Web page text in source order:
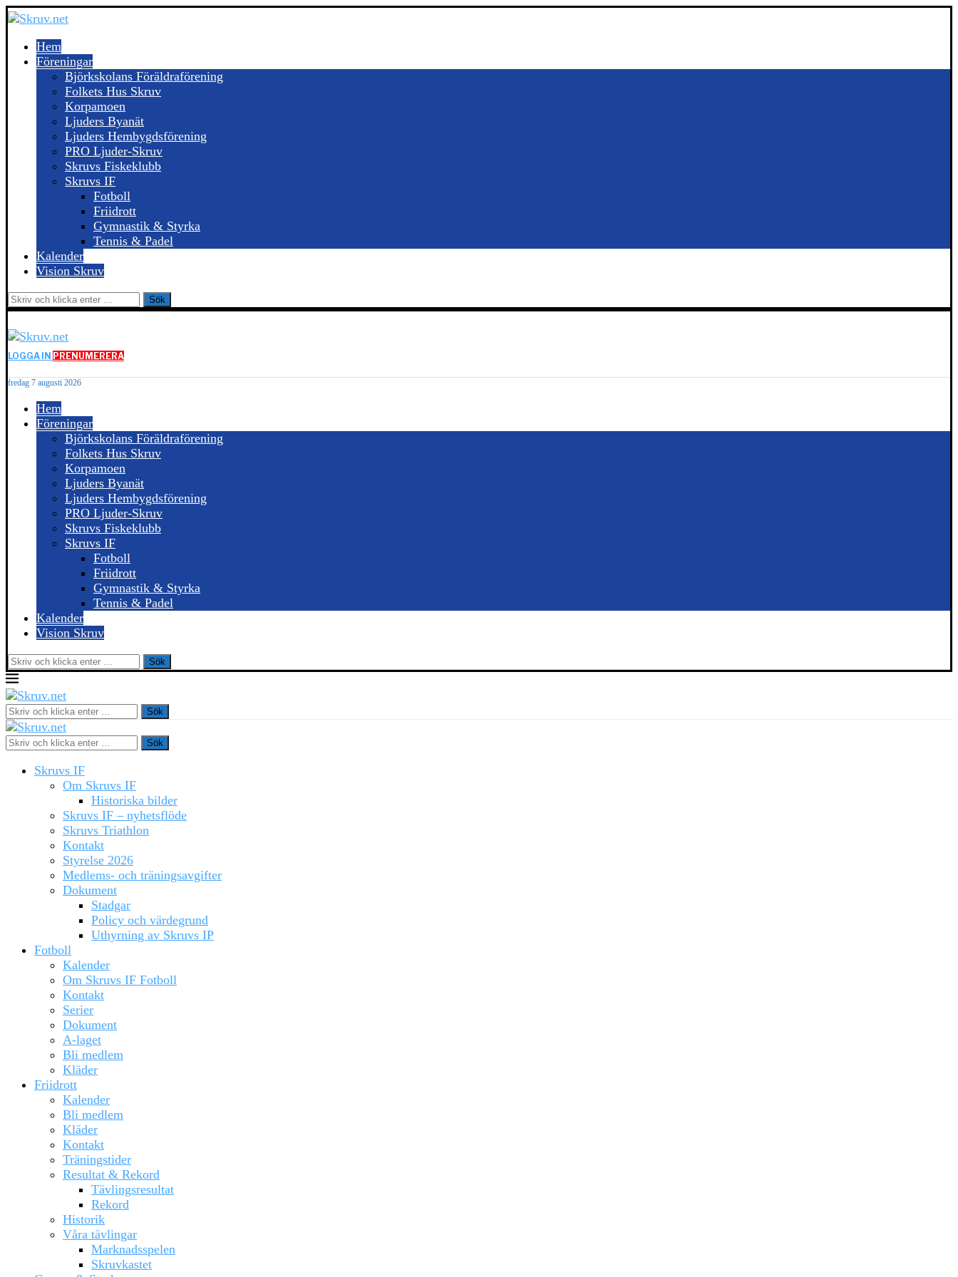
Hem
Föreningar
Björkskolans Föräldraförening
Folkets Hus Skruv
Korpamoen
Ljuders Byanät
Ljuders Hembygdsförening
PRO Ljuder-Skruv
Skruvs Fiskeklubb
Skruvs IF
Fotboll
Friidrott
Gymnastik & Styrka
Tennis & Padel
Kalender
Vision Skruv
Sök
LOGGA IN PRENUMERERA
fredag 7 augusti 2026
Hem
Föreningar
Björkskolans Föräldraförening
Folkets Hus Skruv
Korpamoen
Ljuders Byanät
Ljuders Hembygdsförening
PRO Ljuder-Skruv
Skruvs Fiskeklubb
Skruvs IF
Fotboll
Friidrott
Gymnastik & Styrka
Tennis & Padel
Kalender
Vision Skruv
Sök
Sök
Sök
Skruvs IF
Om Skruvs IF
Historiska bilder
Skruvs IF – nyhetsflöde
Skruvs Triathlon
Kontakt
Styrelse 2026
Medlems- och träningsavgifter
Dokument
Stadgar
Policy och värdegrund
Uthyrning av Skruvs IP
Fotboll
Kalender
Om Skruvs IF Fotboll
Kontakt
Serier
Dokument
A-laget
Bli medlem
Kläder
Friidrott
Kalender
Bli medlem
Kläder
Kontakt
Träningstider
Resultat & Rekord
Tävlingsresultat
Rekord
Historik
Våra tävlingar
Marknadsspelen
Skruvkastet